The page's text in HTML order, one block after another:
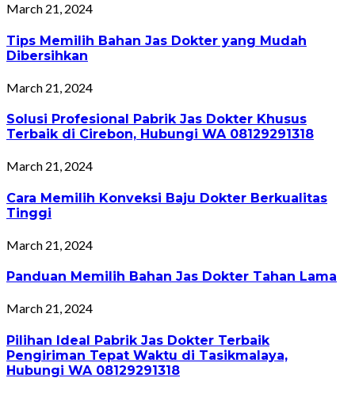
March 21, 2024
Tips Memilih Bahan Jas Dokter yang Mudah
Dibersihkan
March 21, 2024
Solusi Profesional Pabrik Jas Dokter Khusus
Terbaik di Cirebon, Hubungi WA 08129291318
March 21, 2024
Cara Memilih Konveksi Baju Dokter Berkualitas
Tinggi
March 21, 2024
Panduan Memilih Bahan Jas Dokter Tahan Lama
March 21, 2024
Pilihan Ideal Pabrik Jas Dokter Terbaik
Pengiriman Tepat Waktu di Tasikmalaya,
Hubungi WA 08129291318